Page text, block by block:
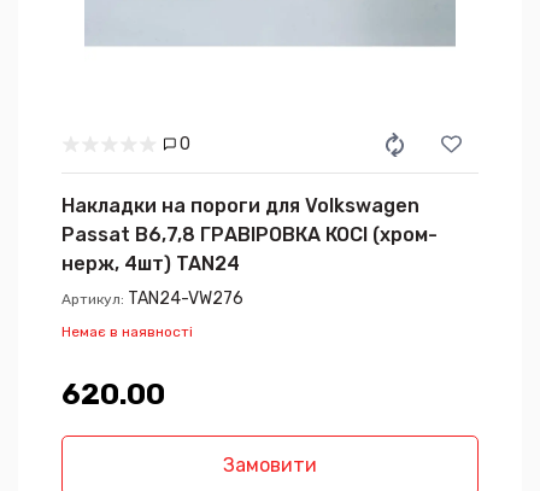
0
Накладки на пороги для Volkswagen
Passat B6,7,8 ГРАВІРОВКА КОСІ (хром-
нерж, 4шт) TAN24
Артикул: TAN24-VW276
Немає в наявності
620.00₴
Замовити